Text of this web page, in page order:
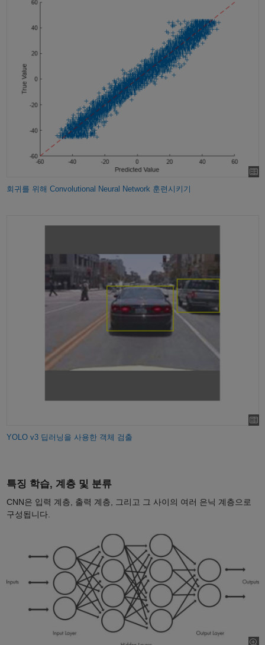
회귀를 위해 Convolutional Neural Network 훈련시키기
YOLO v3 딥러닝을 사용한 객체 검출
특징 학습, 계층 및 분류
CNN은 입력 계층, 출력 계층, 그리고 그 사이의 여러 은닉 계층으로
구성됩니다.